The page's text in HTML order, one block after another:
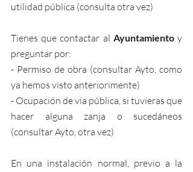
utilidad pública (consulta otra vez)
Tienes que contactar al Ayuntamiento y
preguntar por:
- Permiso de obra (consultar Ayto, como
ya hemos visto anteriorimente)
- Ocupación de vía pública, si tuvieras que
hacer alguna zanja o sucedáneos
(consultar Ayto, otra vez)
En una instalación normal, previo a la